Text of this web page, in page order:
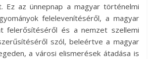
Ez az ünnepnap a magyar történelmi
felelevenítéséről, a magyar
felerősítéséről és a nemzet szellemi
szól, beleértve a magyar
a városi elismerések átadása is